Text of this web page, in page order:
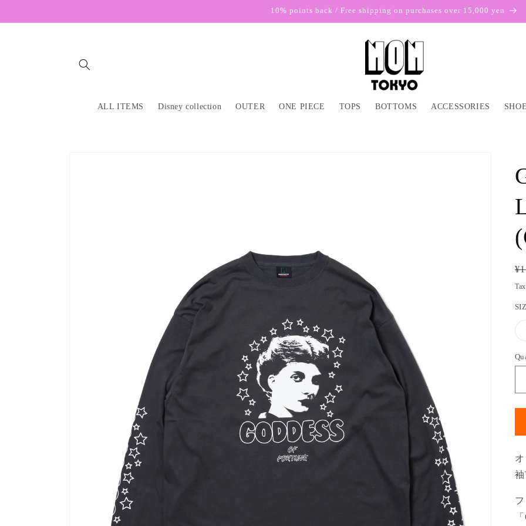
10% points back / Free shipping on purchases over 15,000 yen
ALL ITEMS Disney collection OUTER ONE PIECE TOPS BOTTOMS ACCESSORIES
袖
「